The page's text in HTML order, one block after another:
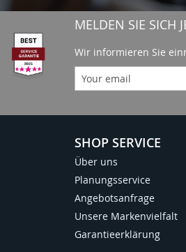
MELDEN SIE SICH
Wir informieren Sie
SHOP SERVICE
Über uns
Planungsservice
Angebotsanfrage
Unsere Markenvielfalt
Garantieerklärung